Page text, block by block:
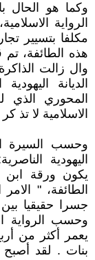
وكما هو الحال
الرواية
مكلفا بتسيير
هذه الطائفة،
وال زالت
الديانة
المحوري الذي
الاسلامية لا تذ
وحسب السيرة
اليهودية
يكون ورقة
الطائفة، "
جسرا حقيقيا بين
وحسب الرواية
يعمر أكثر من
بنات . لقد